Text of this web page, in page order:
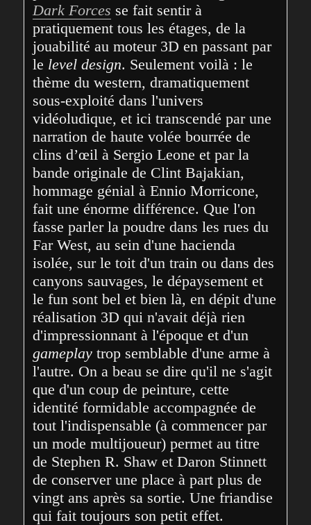
Dark Forces se fait sentir à
pratiquement tous les étages, de la
jouabilité au moteur 3D en passant par
le level design. Seulement voilà : le
thème du western, dramatiquement
sous-exploité dans l'univers
vidéoludique, et ici transcendé par une
narration de haute volée bourrée de
clins d’œil à Sergio Leone et par la
bande originale de Clint Bajakian,
hommage génial à Ennio Morricone,
fait une énorme différence. Que l'on
fasse parler la poudre dans les rues du
Far West, au sein d'une hacienda
isolée, sur le toit d'un train ou dans des
canyons sauvages, le dépaysement et
le fun sont bel et bien là, en dépit d'une
réalisation 3D qui n'avait déjà rien
gameplay trop semblable d'une arme à
l'autre. On a beau se dire qu'il ne s'agit
que d'un coup de peinture, cette
identité formidable accompagnée de
tout l'indispensable (à commencer par
un mode multijoueur) permet au titre
de Stephen R. Shaw et Daron Stinnett
de conserver une place à part plus de
vingt ans après sa sortie. Une friandise
qui fait toujours son petit effet.